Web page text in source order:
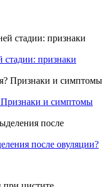
стадии: признаки
Признаки и симптомы
после овуляции?